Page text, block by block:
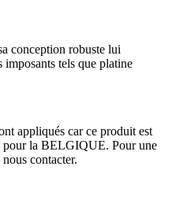
conception robuste lui
imposants tels que platine
appliqués car ce produit est
pour la BELGIQUE. Pour une
contacter.